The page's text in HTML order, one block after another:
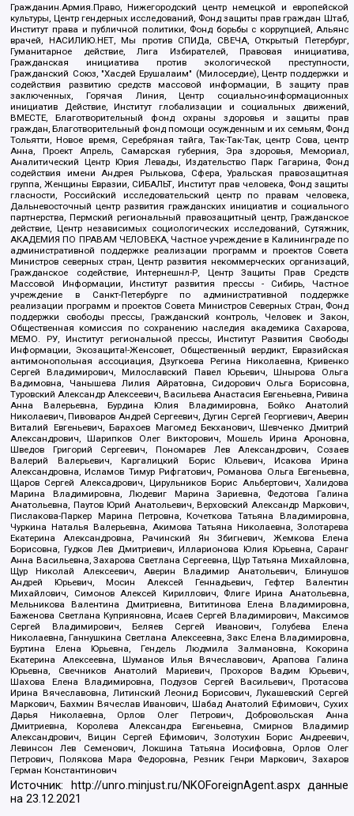
Гражданин.Армия.Право, Нижегородский центр немецкой и европейской
культуры, Центр гендерных исследований, Фонд защиты прав граждан Штаб,
Институт права и публичной политики, Фонд борьбы с коррупцией, Альянс
врачей, НАСИЛИЮ.НЕТ, Мы против СПИДа, СВЕЧА, Открытый Петербург,
Гуманитарное действие, Лига Избирателей, Правовая инициатива,
Гражданская инициатива против экологической преступности,
Гражданский Союз, "Хасдей Ерушалаим" (Милосердие), Центр поддержки и
содействия развитию средств массовой информации, В защиту прав
заключенных, Горячая Линия, Центр социально-информационных
инициатив Действие, Институт глобализации и социальных движений,
ВМЕСТЕ, Благотворительный фонд охраны здоровья и защиты прав
граждан, Благотворительный фонд помощи осужденным и их семьям, Фонд
Тольятти, Новое время, Серебряная тайга, Так-Так-Так, центр Сова, центр
Анна, Проект Апрель, Самарская губерния, Эра здоровья, Мемориал,
Аналитический Центр Юрия Левады, Издательство Парк Гагарина, Фонд
содействия имени Андрея Рылькова, Сфера, Уральская правозащитная
группа, Женщины Евразии, СИБАЛЬТ, Институт прав человека, Фонд защиты
гласности, Российский исследовательский центр по правам человека,
Дальневосточный центр развития гражданских инициатив и социального
партнерства, Пермский региональный правозащитный центр, Гражданское
действие, Центр независимых социологических исследований, Сутяжник,
АКАДЕМИЯ ПО ПРАВАМ ЧЕЛОВЕКА, Частное учреждение в Калининграде по
административной поддержке реализации программ и проектов Совета
Министров северных стран, Центр развития некоммерческих организаций,
Гражданское содействие, Интернешнл-Р, Центр Защиты Прав Средств
Массовой Информации, Институт развития прессы - Сибирь, Частное
учреждение в Санкт-Петербурге по административной поддержке
реализации программ и проектов Совета Министров Северных Стран, Фонд
поддержки свободы прессы, Гражданский контроль, Человек и Закон,
Общественная комиссия по сохранению наследия академика Сахарова,
МЕМО. РУ, Институт региональной прессы, Институт Развития Свободы
Информации, Экозащита!-Женсовет, Общественный вердикт, Евразийская
антимонопольная ассоциация, Дзугкоева Регина Николаевна, Кривенко
Сергей Владимирович, Милославский Павел Юрьевич, Шнырова Ольга
Вадимовна, Чанышева Лилия Айратовна, Сидорович Ольга Борисовна,
Туровский Александр Алексеевич, Васильева Анастасия Евгеньевна, Ривина
Анна Валерьевна, Бурдина Юлия Владимировна, Бойко Анатолий
Николаевич, Пивоваров Андрей Сергеевич, Дугин Сергей Георгиевич, Аверин
Виталий Евгеньевич, Барахоев Магомед Бекханович, Шевченко Дмитрий
Александрович, Шарипков Олег Викторович, Мошель Ирина Ароновна,
Шведов Григорий Сергеевич, Пономарев Лев Александрович, Созаев
Валерий Валерьевич, Каргалицкий Борис Юльевич, Исакова Ирина
Александровна, Исламов Тимур Рифгатович, Романова Ольга Евгеньевна,
Щаров Сергей Алексадрович, Цирульников Борис Альбертович, Халидова
Марина Владимировна, Людевиг Марина Зариевна, Федотова Галина
Анатольевна, Паутов Юрий Анатольевич, Верховский Александр Маркович,
Пислакова-Паркер Марина Петровна, Кочеткова Татьяна Владимировна,
Чуркина Наталья Валерьевна, Акимова Татьяна Николаевна, Золотарева
Екатерина Александровна, Рачинский Ян Збигневич, Жемкова Елена
Борисовна, Гудков Лев Дмитриевич, Илларионова Юлия Юрьевна, Саранг
Анна Васильевна, Захарова Светлана Сергеевна, Щур Татьяна Михайловна,
Щур Николай Алексеевич, Аверин Владимир Анатольевич, Блинушов
Андрей Юрьевич, Мосин Алексей Геннадьевич, Гефтер Валентин
Михайлович, Симонов Алексей Кириллович, Флиге Ирина Анатольевна,
Мельникова Валентина Дмитриевна, Вититинова Елена Владимировна,
Баженова Светлана Куприяновна, Исаев Сергей Владимирович, Максимов
Сергей Владимирович, Беляев Сергей Иванович, Голубева Елена
Николаевна, Ганнушкина Светлана Алексеевна, Закс Елена Владимировна,
Буртина Елена Юрьевна, Гендель Людмила Залмановна, Кокорина
Екатерина Алексеевна, Шуманов Илья Вячеславович, Арапова Галина
Юрьевна, Свечников Анатолий Мариевич, Прохоров Вадим Юрьевич,
Шахова Елена Владимировна, Подузов Сергей Васильевич, Протасова
Ирина Вячеславовна, Литинский Леонид Борисович, Лукашевский Сергей
Маркович, Бахмин Вячеслав Иванович, Шабад Анатолий Ефимович, Сухих
Дарья Николаевна, Орлов Олег Петрович, Добровольская Анна
Дмитриевна, Королева Александра Евгеньевна, Смирнов Владимир
Александрович, Вицин Сергей Ефимович, Золотухин Борис Андреевич,
Левинсон Лев Семенович, Локшина Татьяна Иосифовна, Орлов Олег
Петрович, Полякова Мара Федоровна, Резник Генри Маркович, Захаров
Герман Константинович
Источник: http://unro.minjust.ru/NKOForeignAgent.aspxданные
на23.12.2021